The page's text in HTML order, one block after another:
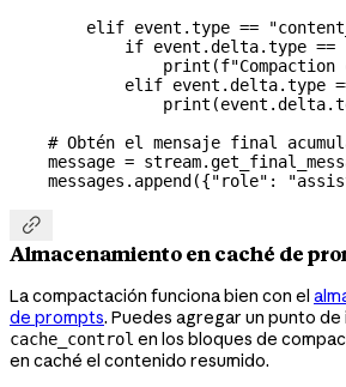
        elif
event.type ==
            if
event.delta.type ==
                print
(f
            elif
event.delta.type
                print
# Obtén el mensaje final
    message
=
    messages.append({
"role" :

Almacenamiento en caché de
La compactación funciona bien con el
de prompts. Puedes agregar un punto
cache_control en los bloques de
en caché el contenido resumido.